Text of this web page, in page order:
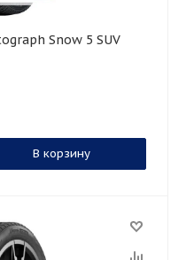
В корзину